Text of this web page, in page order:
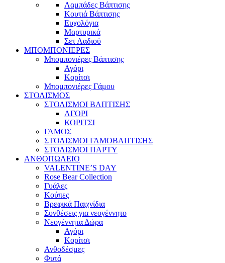
Λαμπάδες Βάπτισης
Κουτιά Βάπτισης
Ευχολόγια
Μαρτυρικά
Σετ Λαδιού
ΜΠΟΜΠΟΝΙΕΡΕΣ
Μπομπονιέρες Βάπτισης
Αγόρι
Κορίτσι
Μπομπονιέρες Γάμου
ΣΤΟΛΙΣΜΟΣ
ΣΤΟΛΙΣΜΟΙ ΒΑΠΤΙΣΗΣ
ΑΓΟΡΙ
ΚΟΡΙΤΣΙ
ΓΑΜΟΣ
ΣΤΟΛΙΣΜΟΙ ΓΑΜΟΒΑΠΤΙΣΗΣ
ΣΤΟΛΙΣΜΟΙ ΠΑΡΤΥ
ΑΝΘΟΠΩΛΕΙΟ
VALENTINE’S DAY
Rose Bear Collection
Γυάλες
Κούπες
Βρεφικά Παιχνίδια
Συνθέσεις για νεογέννητο
Νεογέννητα Δώρα
Αγόρι
Κορίτσι
Ανθοδέσμες
Φυτά